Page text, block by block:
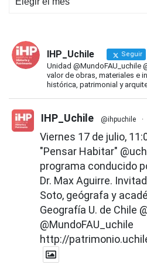
IHP_Uchile Seguir
Unidad @MundoFAU_uchile
valor de obras, materiales e
histórica, patrimonial y
IHP_Uchile @ihpuchile ·
Viernes 17 de julio,
"Pensar Habitar"
programa conducido
Dr. Max Aguirre.
Soto, geógrafa y
Geografía U. de Chile
@MundoFAU_uchile
http://